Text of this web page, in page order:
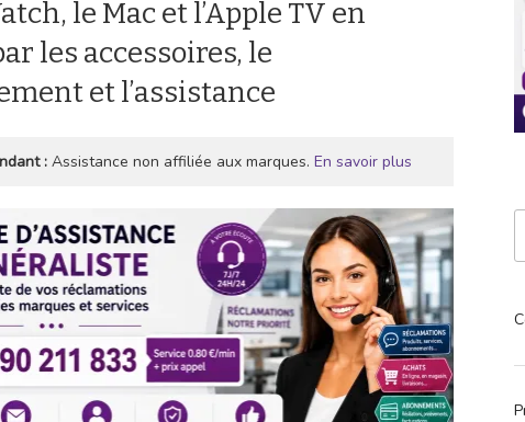
le Mac et l’Apple TV en
les accessoires, le
et l’assistance
: Assistance non affiliée aux marques. En savoir plus
: